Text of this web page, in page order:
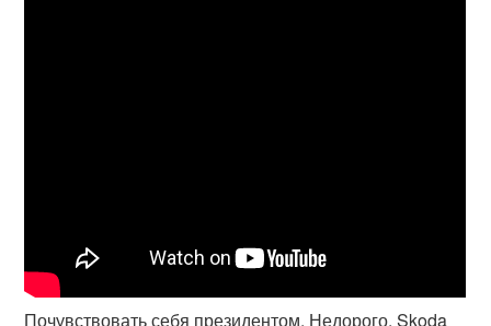
Почувствовать себя президентом. Недорого. Skoda